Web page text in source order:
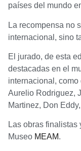
países del mundo
La recompensa no
internacional, sino
El jurado, de esta
destacadas en el
internacional, como
Aurelio Rodriguez,
Martinez, Don
Las obras finalistas
Museo MEAM.